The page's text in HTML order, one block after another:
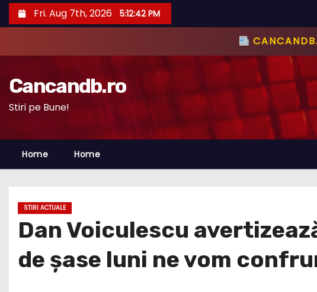
k
p
n
e
Fri. Aug 7th, 2026 5:12:43 PM
Cancandb.ro
Stiri pe Bune!
Home Home
STIRI ACTUALE
Dan Voiculescu
de șase luni ne vom